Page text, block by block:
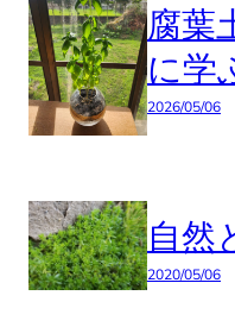
腐葉
に学
2026/05/06
自然
2020/05/06